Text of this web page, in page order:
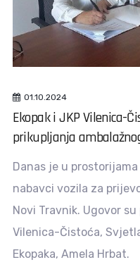
01.10.2024
Ekopak i JKP Vilenica-
prikupljanja
Danas je u
nabavci vozila za
Novi Travnik. Ugovor
Vilenica-Čistoća,
Ekopaka, Amela Hrbat.